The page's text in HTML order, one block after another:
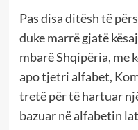
Pas disa ditësh të
duke marrë gjatë
mbarë Shqipëria, me
apo tjetri alfabet,
tretë për të hartuar
bazuar në alfabetin